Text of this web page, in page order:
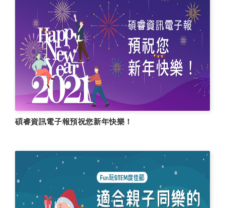
碩睿資訊電子報預祝您新年快樂！